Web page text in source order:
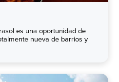
es una oportunidad de
nueva de barrios y